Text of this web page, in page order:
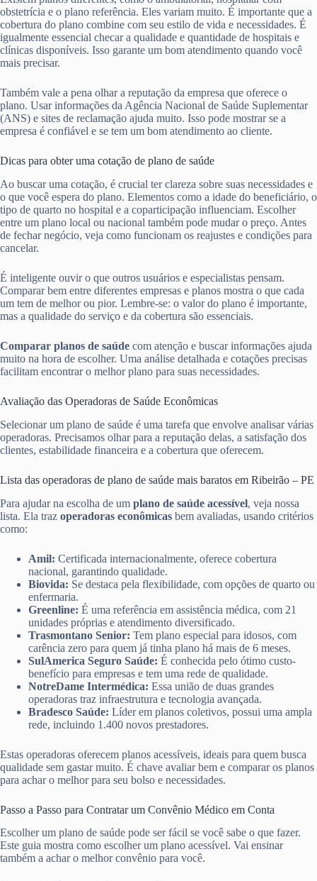
obstetrícia e o plano referência. Eles variam muito. É importante que a
cobertura do plano combine com seu estilo de vida e necessidades. É
igualmente essencial checar a qualidade e quantidade de hospitais e
clínicas disponíveis. Isso garante um bom atendimento quando você
mais precisar.
Também vale a pena olhar a reputação da empresa que oferece o
plano. Usar informações da Agência Nacional de Saúde Suplementar
(ANS) e sites de reclamação ajuda muito. Isso pode mostrar se a
empresa é confiável e se tem um bom atendimento ao cliente.
Dicas para obter uma cotação de plano de saúde
Ao buscar uma cotação, é crucial ter clareza sobre suas necessidades e
o que você espera do plano. Elementos como a idade do beneficiário, o
tipo de quarto no hospital e a coparticipação influenciam. Escolher
entre um plano local ou nacional também pode mudar o preço. Antes
de fechar negócio, veja como funcionam os reajustes e condições para
cancelar.
É inteligente ouvir o que outros usuários e especialistas pensam.
Comparar bem entre diferentes empresas e planos mostra o que cada
um tem de melhor ou pior. Lembre-se: o valor do plano é importante,
mas a qualidade do serviço e da cobertura são essenciais.
Comparar planos de saúde com atenção e buscar informações ajuda
muito na hora de escolher. Uma análise detalhada e cotações precisas
facilitam encontrar o melhor plano para suas necessidades.
Avaliação das Operadoras de Saúde Econômicas
Selecionar um plano de saúde é uma tarefa que envolve analisar várias
operadoras. Precisamos olhar para a reputação delas, a satisfação dos
clientes, estabilidade financeira e a cobertura que oferecem.
Lista das operadoras de plano de saúde mais baratos em Ribeirão – PE
Para ajudar na escolha de um plano de saúde acessível, veja nossa
lista. Ela traz operadoras econômicas bem avaliadas, usando critérios
como:
Amil: Certificada internacionalmente, oferece cobertura
nacional, garantindo qualidade.
Biovida: Se destaca pela flexibilidade, com opções de quarto ou
enfermaria.
Greenline: É uma referência em assistência médica, com 21
unidades próprias e atendimento diversificado.
Trasmontano Senior: Tem plano especial para idosos, com
carência zero para quem já tinha plano há mais de 6 meses.
SulAmerica Seguro Saúde: É conhecida pelo ótimo custo-
benefício para empresas e tem uma rede de qualidade.
NotreDame Intermédica: Essa união de duas grandes
operadoras traz infraestrutura e tecnologia avançada.
Bradesco Saúde: Líder em planos coletivos, possui uma ampla
rede, incluindo 1.400 novos prestadores.
Estas operadoras oferecem planos acessíveis, ideais para quem busca
qualidade sem gastar muito. É chave avaliar bem e comparar os planos
para achar o melhor para seu bolso e necessidades.
Passo a Passo para Contratar um Convênio Médico em Conta
Escolher um plano de saúde pode ser fácil se você sabe o que fazer.
Este guia mostra como escolher um plano acessível. Vai ensinar
também a achar o melhor convênio para você.